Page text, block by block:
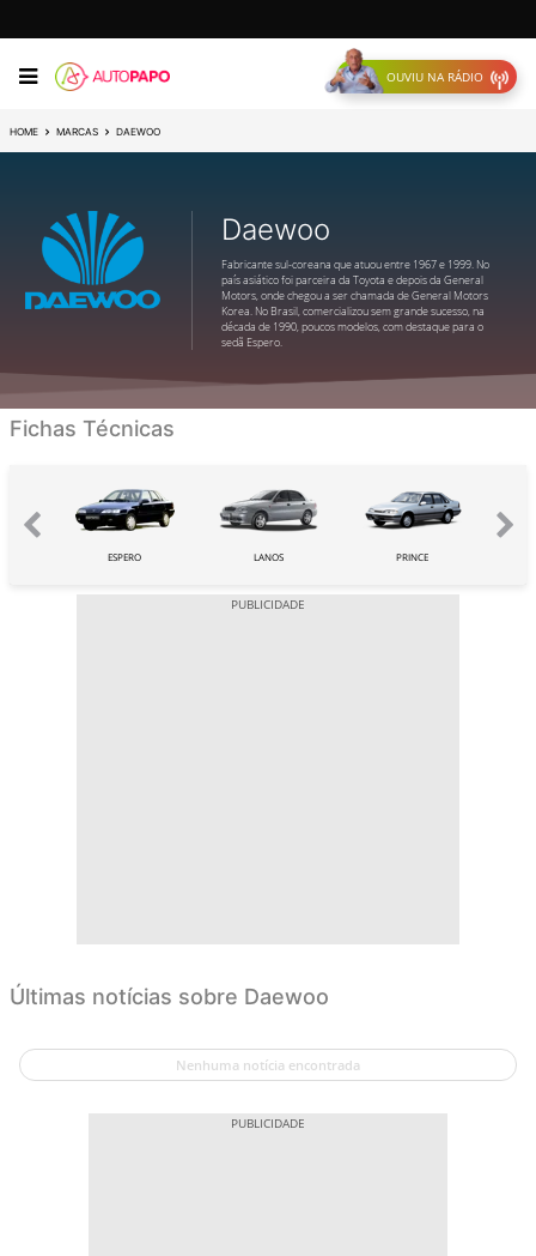
OUVIU NA RÁDIO
HOME MARCAS DAEWOO
Daewoo
Fabricante sul-coreana que atuou entre 1967 e 1999. No
país asiático foi parceira da Toyota e depois da General
Motors, onde chegou a ser chamada de General Motors
Korea. No Brasil, comercializou sem grande sucesso, na
década de 1990, poucos modelos, com destaque para o
sedã Espero.
Fichas Técnicas
ESPERO LANOS PRINCE
Últimas notícias sobre Daewoo
Nenhuma notícia encontrada